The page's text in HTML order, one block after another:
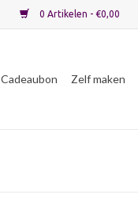
0 Artikelen - €0,00
Cadeaubon Zelf maken